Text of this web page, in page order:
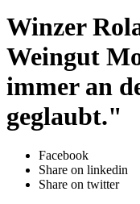
Winzer
Weingut
immer an
geglaubt."
Facebook
Share on linkedin
Share on twitter